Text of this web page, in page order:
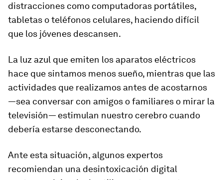
distracciones como computadoras portátiles,
tabletas o teléfonos celulares, haciendo difícil
que los jóvenes descansen.
La luz azul que emiten los aparatos eléctricos
hace que sintamos menos sueño, mientras que las
actividades que realizamos antes de acostarnos
—sea conversar con amigos o familiares o mirar la
televisión— estimulan nuestro cerebro cuando
debería estarse desconectando.
Ante esta situación, algunos expertos
recomiendan una desintoxicación digital